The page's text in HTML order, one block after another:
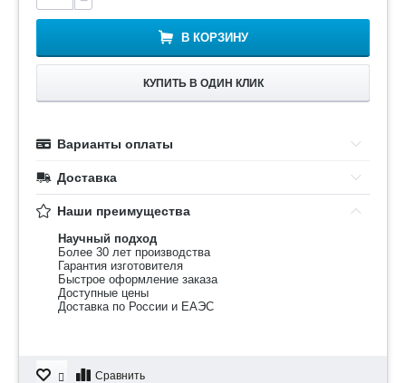
В КОРЗИНУ
КУПИТЬ В ОДИН КЛИК
Варианты оплаты
Доставка
Наши преимущества
Научный подход
Более 30 лет производства
Гарантия изготовителя
Быстрое оформление заказа
Доступные цены
Доставка по России и ЕАЭС
Сравнить